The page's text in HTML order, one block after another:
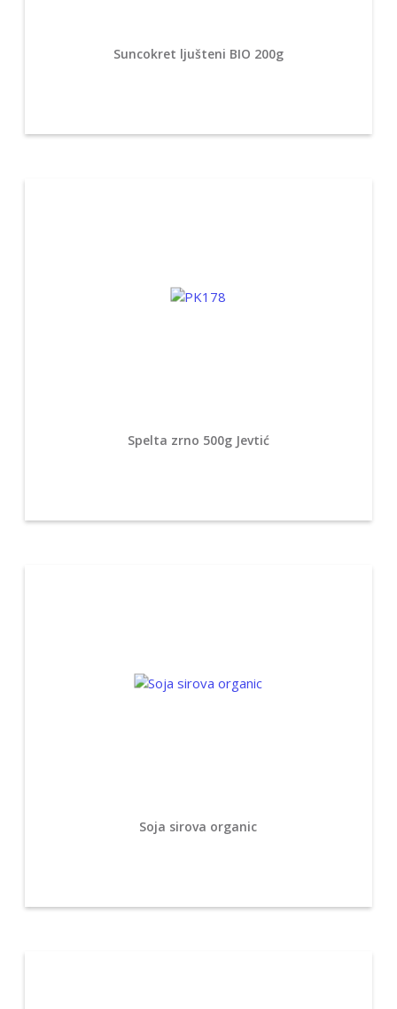
Suncokret ljušteni BIO 200g
Spelta zrno 500g Jevtić
Soja sirova organic